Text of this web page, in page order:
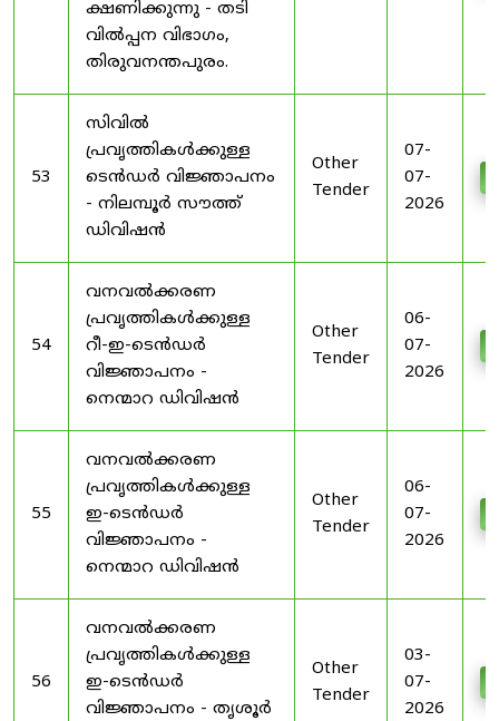
ക്ഷണിക്കുന്നു - തടി
വിൽപ്പന വിഭാഗം,
തിരുവനന്തപുരം.
53
സിവിൽ
പ്രവൃത്തികൾക്കുള്ള
ടെൻഡർ വിജ്ഞാപനം
- നിലമ്പൂർ സൗത്ത്
ഡിവിഷൻ
Other
Tender
07-
07-
2026
54
വനവൽക്കരണ
പ്രവൃത്തികൾക്കുള്ള
റീ-ഇ-ടെൻഡർ
വിജ്ഞാപനം -
നെന്മാറ ഡിവിഷൻ
Other
Tender
06-
07-
2026
55
വനവൽക്കരണ
പ്രവൃത്തികൾക്കുള്ള
ഇ-ടെൻഡർ
വിജ്ഞാപനം -
നെന്മാറ ഡിവിഷൻ
Other
Tender
06-
07-
2026
56
വനവൽക്കരണ
പ്രവൃത്തികൾക്കുള്ള
ഇ-ടെൻഡർ
വിജ്ഞാപനം - തൃശൂർ
Other
Tender
03-
07-
2026